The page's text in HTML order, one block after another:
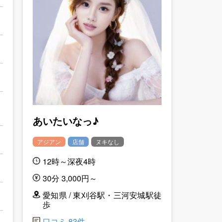
あいたいなっ♪
アジアン 店舗 ヌキなし
12時～深夜4時
30分 3,000円～
愛知県 / 東刈谷駅・三河安城駅徒
歩